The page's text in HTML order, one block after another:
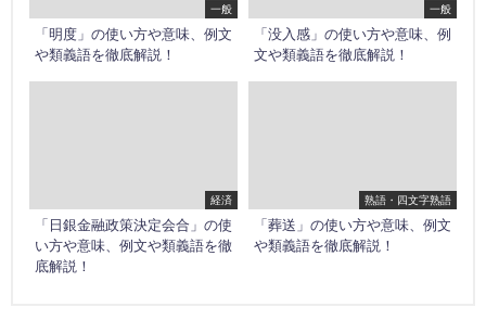
一般
「明度」の使い方や意味、例文
や類義語を徹底解説！
一般
「没入感」の使い方や意味、例
文や類義語を徹底解説！
経済
「日銀金融政策決定会合」の使
い方や意味、例文や類義語を徹
底解説！
熟語・四文字熟語
「葬送」の使い方や意味、例文
や類義語を徹底解説！